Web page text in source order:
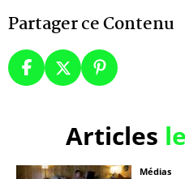
Partager ce Contenu
Articles
Médias